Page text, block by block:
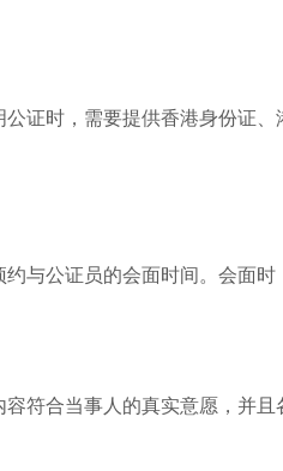
证时，需要提供香港身份证
与公证员的会面时间。会面
符合当事人的真实意愿，并且